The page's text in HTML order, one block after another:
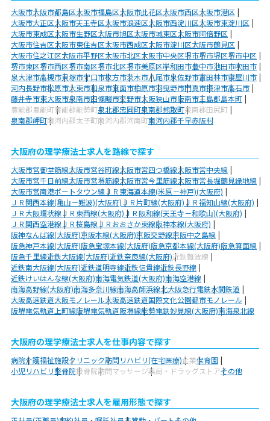
大阪市大阪市都島区大阪市福島区大阪市此花区大阪市西区大阪市港区
大阪市大正区大阪市天王寺区大阪市浪速区大阪市西淀川区大阪市東淀川区
大阪市東成区大阪市生野区大阪市旭区大阪市城東区大阪市阿倍野区
大阪市住吉区大阪市東住吉区大阪市西成区大阪市淀川区大阪市鶴見区
大阪市住之江区大阪市平野区大阪市北区大阪市中央区堺市堺市堺区堺市中区
堺市東区堺市西区堺市南区堺市北区堺市美原区岸和田市豊中市池田市吹田市
泉大津市高槻市貝塚市守口市枚方市茨木市八尾市泉佐野市富田林市寝屋川市
河内長野市松原市大東市和泉市箕面市柏原市羽曳野市門真市摂津市高石市
藤井寺市東大阪市泉南市四條畷市交野市大阪狭山市阪南市三島郡島本町
豊能郡豊能町豊能郡能勢町泉北郡忠岡町泉南郡熊取町泉南郡田尻町
泉南郡岬町南河内郡太子町南河内郡河南町南河内郡千早赤阪村
大阪府の理学療法士求人を路線で探す
大阪市営御堂筋線大阪市営谷町線大阪市営四つ橋線大阪市営中央線
大阪市営千日前線大阪市営堺筋線大阪市営今里筋線大阪市営長堀鶴見緑地線
大阪市営南港ポートタウン線ＪＲ東海道本線(米原－神戸)(大阪府)
ＪＲ関西本線(亀山－難波)(大阪府)ＪＲ片町線(大阪府)ＪＲ福知山線(大阪府)
ＪＲ大阪環状線ＪＲ東西線(大阪府)ＪＲ阪和線(天王寺－和歌山)(大阪府)
ＪＲ関西空港線ＪＲ桜島線ＪＲおおさか東線阪神本線(大阪府)
阪神なんば線(大阪府)京阪本線(大阪府)京阪交野線京阪中之島線
阪急神戸本線(大阪府)阪急宝塚本線(大阪府)阪急京都本線(大阪府)阪急箕面線
阪急千里線近鉄大阪線(大阪府)近鉄奈良線(大阪府)近鉄難波線
近鉄南大阪線(大阪府)近鉄道明寺線近鉄信貴線近鉄長野線
近鉄けいはんな線(大阪府)南海電気鉄道(大阪府)南海空港線
南海高野線(大阪府)南海多奈川線南海高師浜線北大阪急行電鉄水間鉄道
大阪高速鉄道大阪モノレール大阪高速鉄道国際文化公園都市モノレール
阪堺電気軌道上町線阪堺電気軌道阪堺線能勢電鉄妙見線(大阪府)南海泉北線
大阪府の理学療法士求人を仕事内容で探す
病院介護福祉施設クリニック訪問リハビリ(在宅医療)企業保育園
小児リハビリ整骨院接骨院訪問マッサージ薬局・ドラッグストアその他
大阪府の理学療法士求人を雇用形態で探す